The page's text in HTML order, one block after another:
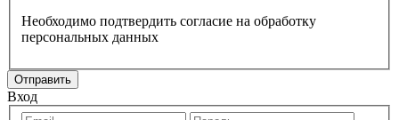
Необходимо подтвердить согласие на обработку
персональных данных
Отправить
Вход